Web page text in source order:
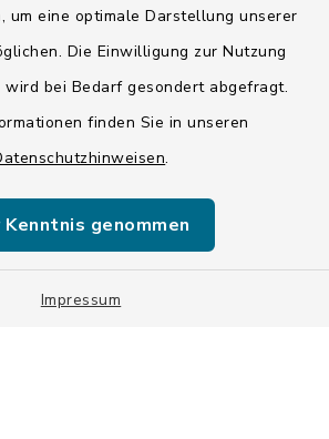
um eine optimale Darstellung unserer
Die Einwilligung zur Nutzung
bei Bedarf gesondert abgefragt.
finden Sie in unseren
.
Kenntnis genommen
Impressum
Kontakt
Datenschutz
ISIS 12
Sitemap